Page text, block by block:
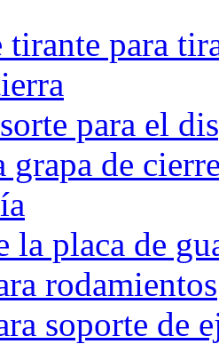
tirante para
para el
grapa de
la placa de
rodamientos
soporte de